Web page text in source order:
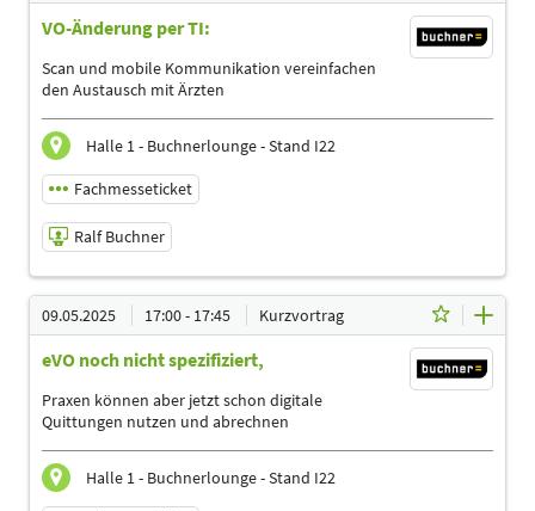
Referent
Sprache
Deutsch
Themen
Ergotherapeuten | Heilpraktiker | Management |
VO-Änderung per TI:
Scan und mobile Kommunikation vereinfachen
den Austausch mit Ärzten
Halle 1 - Buchnerlounge - Stand I22
Fachmesseticket
Ralf Buchner
09.05.2025 | 16:00 - 16:45
Ralf Buchner
Referent
Sprache
Deutsch
Themen
Ergotherapeuten | Logopäden, Sprachtherapeuten |
09.05.2025 17:00 - 17:45 Kurzvortrag
eVO noch nicht spezifiziert,
Praxen können aber jetzt schon digitale
Quittungen nutzen und abrechnen
Halle 1 - Buchnerlounge - Stand I22